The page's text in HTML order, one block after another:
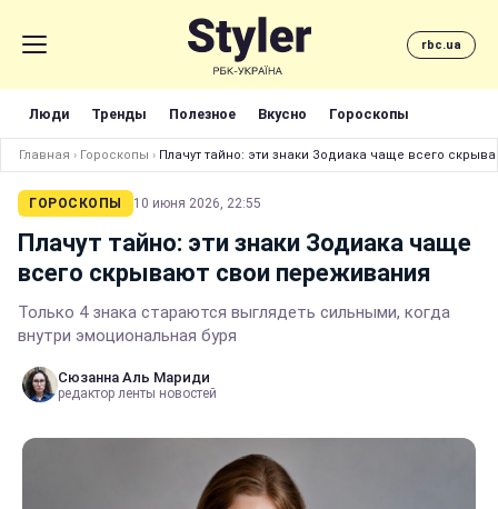
rbc.ua
Люди Тренды Полезное Вкусно Гороскопы
Главная › Гороскопы › Плачут тайно: эти знаки Зодиака чаще всего
ГОРОСКОПЫ 10 июня 2026, 22:55
Плачут тайно: эти знаки Зодиака чаще
всего скрывают свои переживания
Только 4 знака стараются выглядеть сильными, когда
внутри эмоциональная буря
Сюзанна Аль Мариди
редактор ленты новостей